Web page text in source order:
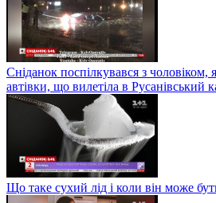
Сніданок поспілкувався з чоловіком,
автівки, що вилетіла в Русанівський
Що таке сухий лід і коли він може